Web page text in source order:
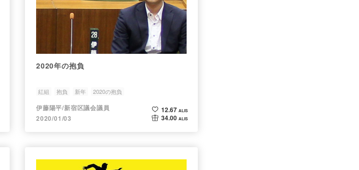
2020年の抱負
紅組 抱負 新年 2020の抱負
伊藤陽平/新宿区議会議員
2020/01/03
12.67 ALIS
34.00 ALIS